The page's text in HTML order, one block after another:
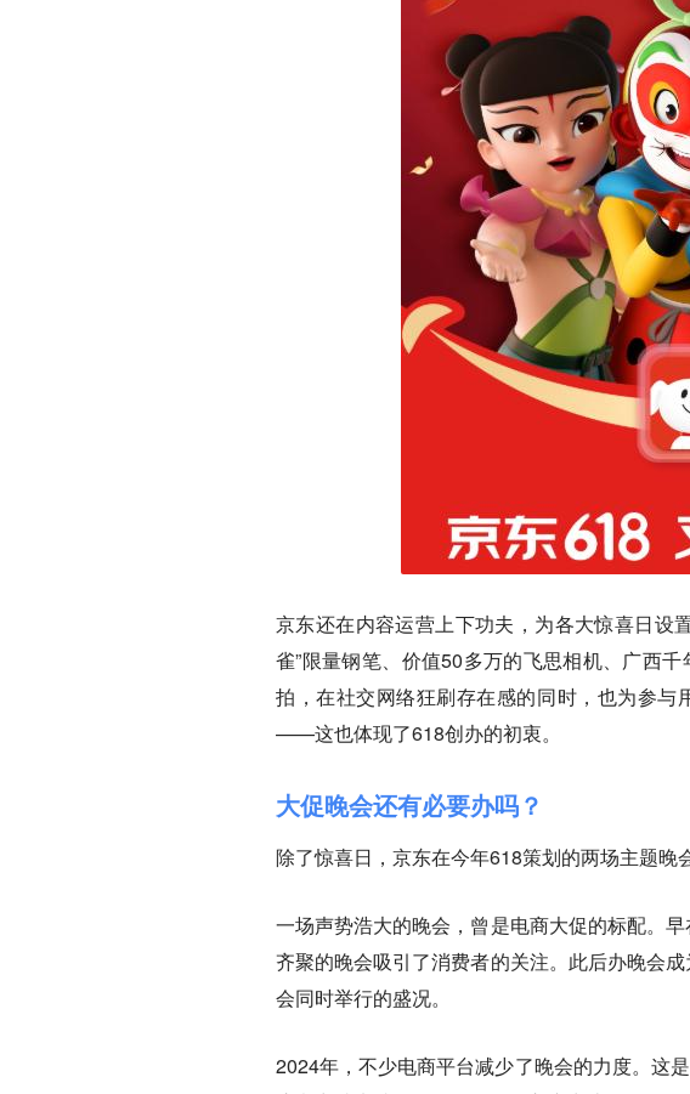
京东还在内容运营上下功夫，为各大惊喜日设
雀”限量钢笔、价值50多万的飞思相机、广西
拍，在社交网络狂刷存在感的同时，也为参
——这也体现了618创办的初衷。
大促晚会还有必要办吗？
除了惊喜日，京东在今年618策划的两场主题晚
一场声势浩大的晚会，曾是电商大促的标配。
齐聚的晚会吸引了消费者的关注。此后办晚会
会同时举行的盛况。
2024年，不少电商平台减少了晚会的力度。这